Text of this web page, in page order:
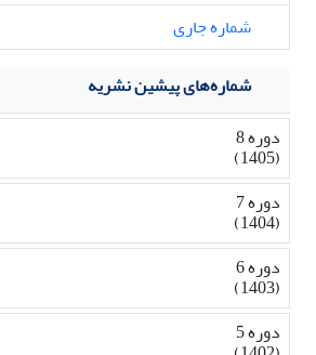
شماره جاری
شماره‌های پیشین نشریه
دوره 8
(1405)
دوره 7
(1404)
دوره 6
(1403)
دوره 5